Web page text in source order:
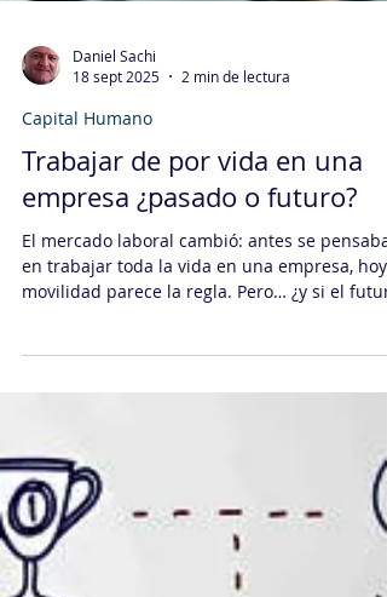
Daniel Sachi
Capital Humano
Trabajar de por vida en una
El mercado laboral cambió: antes se pensaba
en trabajar toda la vida en una empresa, hoy
movilidad parece la regla. Pero… ¿y si el
estuviera en recuperar esa permanencia? Este
artículo explora cómo las empresas y los